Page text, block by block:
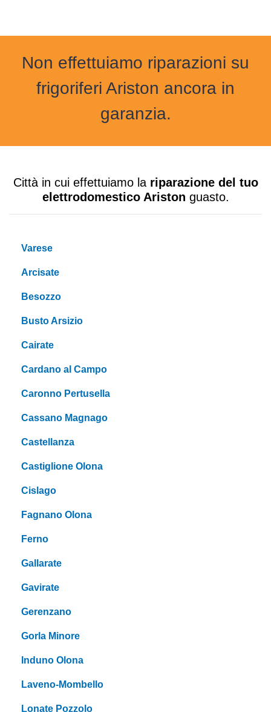
Non effettuiamo riparazioni su
frigoriferi Ariston ancora in
garanzia.
Città in cui effettuiamo la riparazione del tuo
elettrodomestico Ariston guasto.
Varese
Arcisate
Besozzo
Busto Arsizio
Cairate
Cardano al Campo
Caronno Pertusella
Cassano Magnago
Castellanza
Castiglione Olona
Cislago
Fagnano Olona
Ferno
Gallarate
Gavirate
Gerenzano
Gorla Minore
Induno Olona
Laveno-Mombello
Lonate Pozzolo